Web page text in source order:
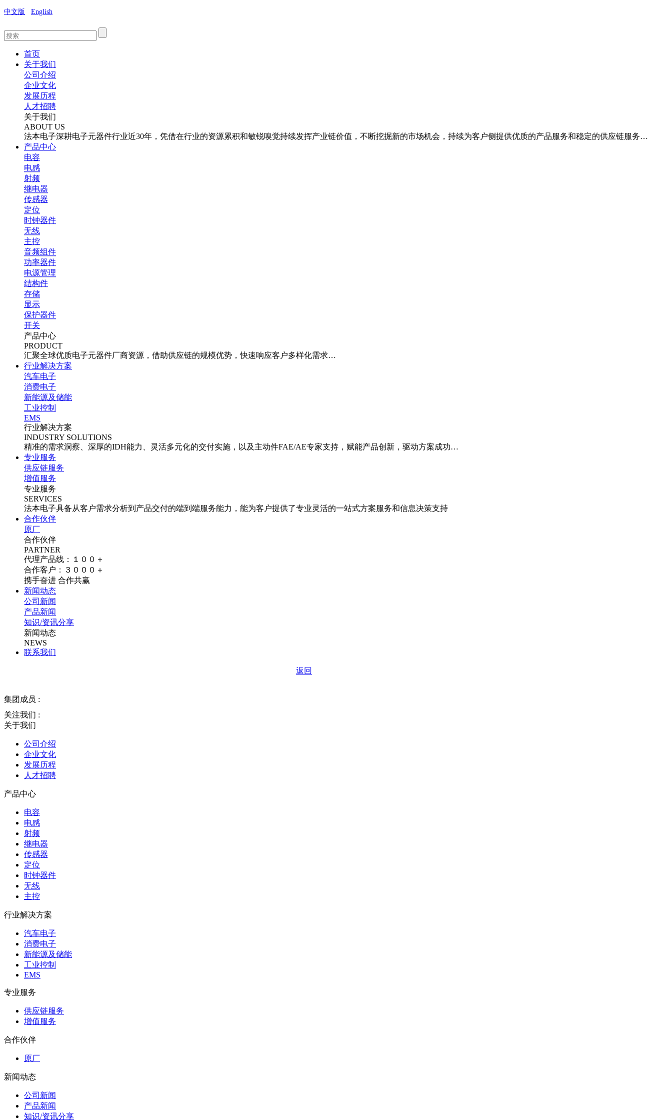
中文版 English
首页
关于我们
公司介绍
企业文化
发展历程
人才招聘
关于我们
ABOUT US
法本电子深耕电子元器件行业近30年，凭借在行业的资源累积和敏锐嗅觉持续发挥产业链价值，不断挖掘新的市场机会，持续为客户侧提供优质的产品服务和稳定的供应链服务…
产品中心
电容
电感
射频
继电器
传感器
定位
时钟器件
无线
主控
音频组件
功率器件
电源管理
结构件
存储
显示
保护器件
开关
产品中心
PRODUCT
汇聚全球优质电子元器件厂商资源，借助供应链的规模优势，快速响应客户多样化需求…
行业解决方案
汽车电子
消费电子
新能源及储能
工业控制
EMS
行业解决方案
INDUSTRY SOLUTIONS
精准的需求洞察、深厚的IDH能力、灵活多元化的交付实施，以及主动件FAE/AE专家支持，赋能产品创新，驱动方案成功…
专业服务
供应链服务
增值服务
专业服务
SERVICES
法本电子具备从客户需求分析到产品交付的端到端服务能力，能为客户提供了专业灵活的一站式方案服务和信息决策支持
合作伙伴
原厂
合作伙伴
PARTNER
代理产品线：１００＋
合作客户：３０００＋
携手奋进 合作共赢
新闻动态
公司新闻
产品新闻
知识/资讯分享
新闻动态
NEWS
联系我们
返回
集团成员 :
关注我们 :
关于我们
公司介绍
企业文化
发展历程
人才招聘
产品中心
电容
电感
射频
继电器
传感器
定位
时钟器件
无线
主控
行业解决方案
汽车电子
消费电子
新能源及储能
工业控制
EMS
专业服务
供应链服务
增值服务
合作伙伴
原厂
新闻动态
公司新闻
产品新闻
知识/资讯分享